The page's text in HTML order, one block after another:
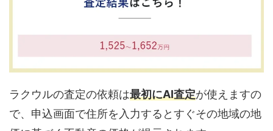
ラクウルの査定の依頼は最初にAI査定が使えますの
で、申込画面で住所を入力するとすぐその地域の地